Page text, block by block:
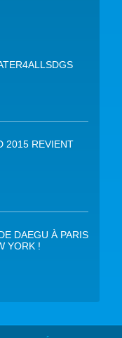
2015 REVIENT
DAEGU À PARIS
YORK !